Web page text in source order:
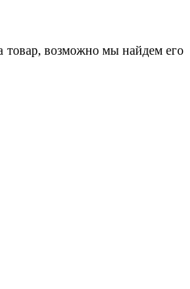
товар, возможно мы найдем его